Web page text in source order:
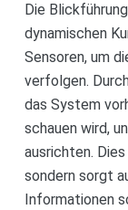
Die
dynamischen
Sensoren, um
verfolgen.
das System
schauen wird,
ausrichten.
sondern sorgt
Informationen